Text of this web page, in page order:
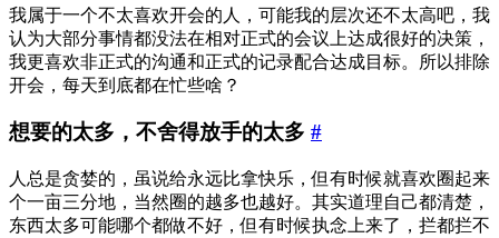
我属于一个不太喜欢开会的人，可能我的层次还不太高吧，我
认为大部分事情都没法在相对正式的会议上达成很好的决策，
我更喜欢非正式的沟通和正式的记录配合达成目标。所以排除
开会，每天到底都在忙些啥？
想要的太多，不舍得放手的太多 #
人总是贪婪的，虽说给永远比拿快乐，但有时候就喜欢圈起来
个一亩三分地，当然圈的越多也越好。其实道理自己都清楚，
东西太多可能哪个都做不好，但有时候执念上来了，拦都拦不